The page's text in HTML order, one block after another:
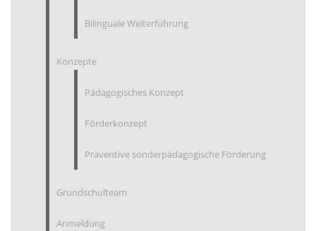
Bilinguale Weiterführung
Konzepte
Pädagogisches Konzept
Förderkonzept
Präventive sonderpädagogische Förderung
Grundschulteam
Anmeldung